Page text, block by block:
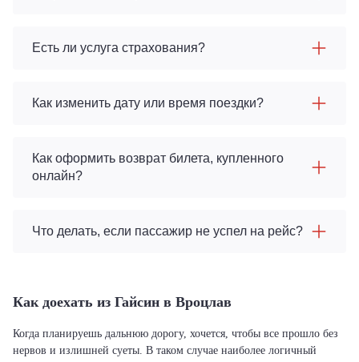
Есть ли услуга страхования?
Как изменить дату или время поездки?
Как оформить возврат билета, купленного
онлайн?
Что делать, если пассажир не успел на рейс?
Как доехать из Гайсин в Вроцлав
Когда планируешь дальнюю дорогу, хочется, чтобы все прошло без
нервов и излишней суеты. В таком случае наиболее логичный